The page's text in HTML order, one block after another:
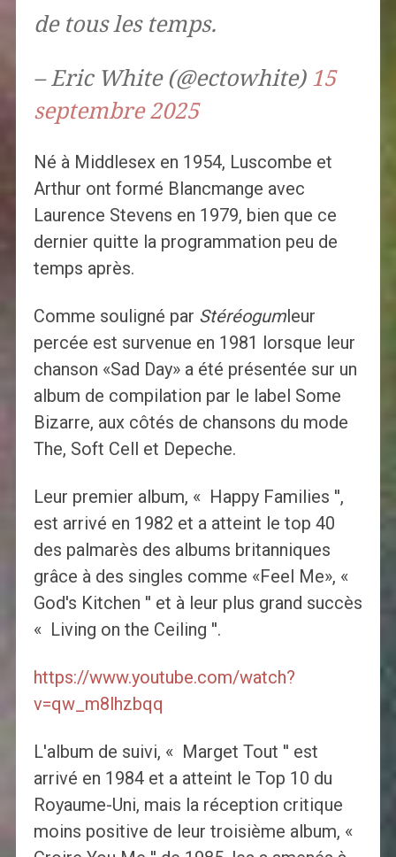
de tous les temps.
– Eric White (@ectowhite) 15
septembre 2025
Né à Middlesex en 1954, Luscombe et
Arthur ont formé Blancmange avec
Laurence Stevens en 1979, bien que ce
dernier quitte la programmation peu de
temps après.
Comme souligné par Stéréogumleur
percée est survenue en 1981 lorsque leur
chanson «Sad Day» a été présentée sur un
album de compilation par le label Some
Bizarre, aux côtés de chansons du mode
The, Soft Cell et Depeche.
Leur premier album, « Happy Families '',
est arrivé en 1982 et a atteint le top 40
des palmarès des albums britanniques
grâce à des singles comme «Feel Me», «
God's Kitchen '' et à leur plus grand succès
« Living on the Ceiling ''.
https://www.youtube.com/watch?
v=qw_m8lhzbqq
L'album de suivi, « Marget Tout '' est
arrivé en 1984 et a atteint le Top 10 du
Royaume-Uni, mais la réception critique
moins positive de leur troisième album, «